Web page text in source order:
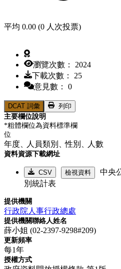
平均 0.00 (0 人次投票)
瀏覽次數： 2024
下載次數： 25
意見數： 0
DCAT 詞彙
列印
主要欄位說明
*粗體欄位為資料標準欄
位
年度、 人員類別、性別、 人數
資料資源下載網址
CSV 檢視資料
中央
別統計表
提供機關
行政院人事行政總處
提供機關聯絡人姓名
薛小姐 (02-2397-9298#209)
更新頻率
每1年
授權方式